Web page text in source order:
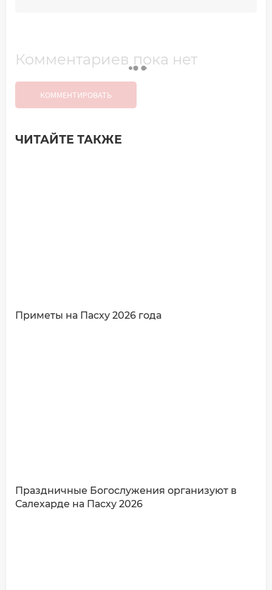
Комментариев пока нет
КОММЕНТИРОВАТЬ
Добавить комментарий
ЧИТАЙТЕ ТАКЖЕ
Приметы на Пасху 2026 года
Праздничные Богослужения организуют в
Салехарде на Пасху 2026